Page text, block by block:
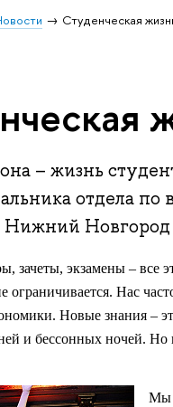
Студенческая
– жизнь
отдела
Новгород
зачеты, экзамены – все
ограничивается. Нас
Новые знания –
и бессонных ночей. Но
Мы